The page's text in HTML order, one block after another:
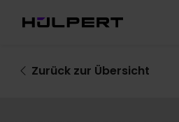
Zurück zur Übersicht